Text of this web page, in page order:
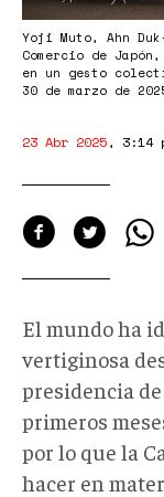
y
Yoji Muto, Ahn
Comercio de
en un gesto
30 de marzo de
23 Abr 2025, 3:14
El mundo ha
vertiginosa
presidencia
primeros
por lo que la
hacer en